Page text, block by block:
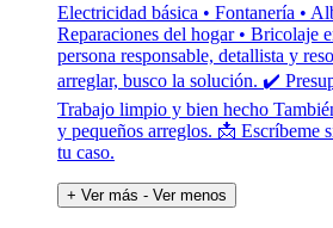
Electricidad básica • Fontanería •
Reparaciones del hogar • Bricolaje
persona responsable, detallista y
arreglar, busco la solución. ✔
Trabajo limpio y bien hecho
y pequeños arreglos. 📩 Escríbeme
tu caso.
+ Ver más - Ver menos